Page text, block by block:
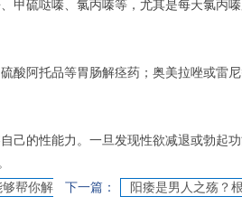
甲硫哒嗪、氯丙嗪等，尤其是每天氯丙
酸阿托品等胃肠解痉药；奥美拉唑或雷
己的性能力。一旦发现性欲减退或勃起
帮你解
下一篇：
阳痿是男人之殇？